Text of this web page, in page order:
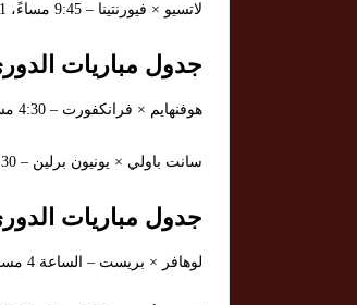
لاتسيو × فيورنتينا – 9:45 مساءً، AD SPORTS Premium 1.
جدول مباريات
هوفنهايم × فرانكفورت – 4:30 مساءً، beIN Sports HD 5.
سانت باولي × يونيون برلين – 6:30 مساءً، beIN Sports HD 6.
جدول مباريات
لوهافر × بريست – الساعة 4 مساءً، beIN Sports HD 4.